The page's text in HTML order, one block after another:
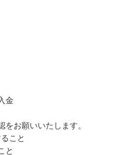
金
お願いいたします。
こと
と